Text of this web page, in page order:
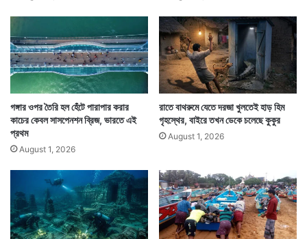
এভাবেই চক্রাকারে ঘোরে তাদের জীবন। এই বিভিন্ন দেশ হয়ে
তাদের গন্তব্যে পৌঁছনো, তারপর ফের ওড়া, ফের চিন, ভারতে
আসা। এই চক্রকে সময় ধরে ধরে জানতে, তারা কতটা করে উড়ছে
তা জানতে এবার এমন ২টি আমুর বাজপাখির শরীরে জুড়ে দেওয়া হল
স্যাটেলাইট ট্রান্সমিটার। যা তাদের প্রতিটি গতিবিধির খবর দিতে
থাকবে।
ন্ত
ফা
ক
কো
থা
য়
গঙ্গার ওপর তৈরি হল হেঁটে পারাপার করার
কাচের কেবল সাসপেনশন ব্রিজ, ভারতে এই
প্রথম
August 1, 2026
রাতে বাথরুমে যেতে দরজা খুলতেই হাড় হিম
গৃহস্থের, বাইরে তখন ডেকে চলেছে কুকুর
August 1, 2026